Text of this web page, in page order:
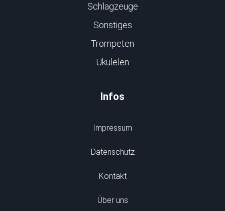
Schlagzeuge
Sonstiges
Trompeten
Ukulelen
Infos
Impressum
Datenschutz
Kontakt
Über uns